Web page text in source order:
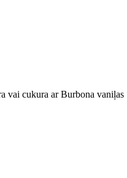
vai cukura ar Burbona vaniļas